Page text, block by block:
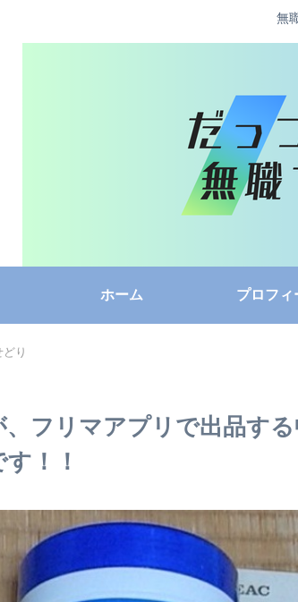
無
ホーム プロフィ
どり
フリマアプリで出品す
！！